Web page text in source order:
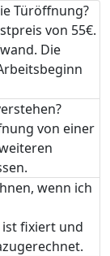
Türöffnung?
von 55€.
Die
von einer
wenn ich
ist fixiert und